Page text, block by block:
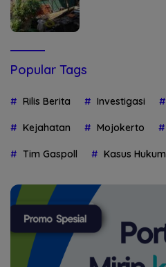
Popular Tags
Rilis Berita Investigasi
Kejahatan Mojokerto
Tim Gaspoll Kasus Hukum